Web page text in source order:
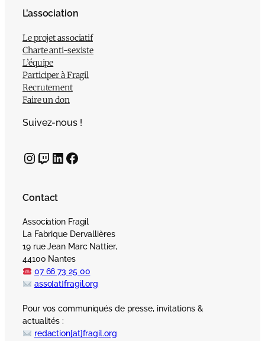
L’association
Le projet associatif
Charte anti-sexiste
L’équipe
Participer à Fragil
Recrutement
Faire un don
Suivez-nous !
InstagramTwitch LinkedIn Facebook
Contact
Association Fragil
La Fabrique Dervallières
19 rue Jean Marc Nattier,
44100 Nantes
07 66 73 25 00
asso[at]fragil.org
Pour vos communiqués de presse, invitations &
actualités :
redaction[at]fragil.org